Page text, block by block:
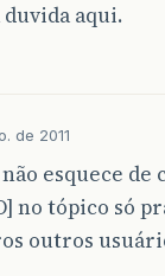
aqui.
de 2011
esquece de
no tópico só
outros